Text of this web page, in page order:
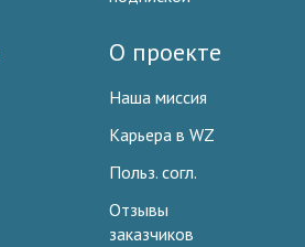
О проекте
Наша миссия
Карьера в WZ
Польз. согл.
Отзывы
заказчиков